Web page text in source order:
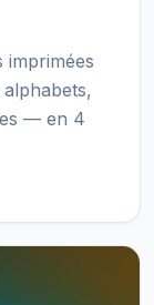
imprimées
— en 4